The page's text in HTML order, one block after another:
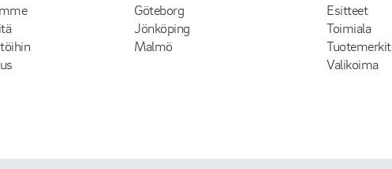
Göteborg
Jönköping
Malmö
Esitteet
Toimiala
Tuotemerkit
Valikoima